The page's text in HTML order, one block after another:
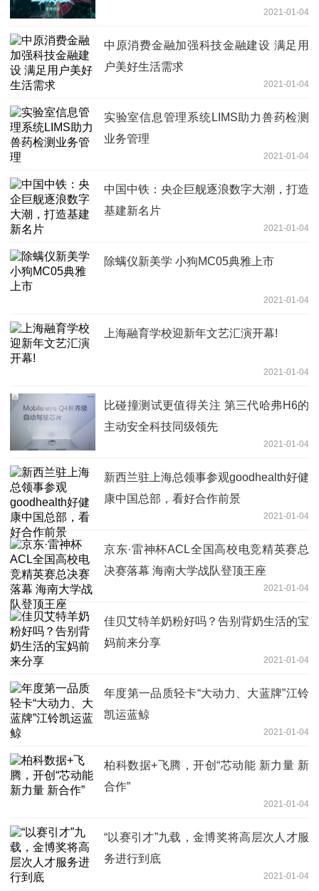
2021-01-04
中原消费金融加强科技金融建设 满足用
户美好生活需求
2021-01-04
实验室信息管理系统LIMS助力兽药检测
业务管理
2021-01-04
中国中铁：央企巨舰逐浪数字大潮，打造
基建新名片
2021-01-04
除螨仪新美学 小狗MC05典雅上市
2021-01-04
上海融育学校迎新年文艺汇演开幕!
2021-01-04
比碰撞测试更值得关注 第三代哈弗H6的
主动安全科技同级领先
2021-01-04
新西兰驻上海总领事参观goodhealth好健
康中国总部，看好合作前景
2021-01-04
京东·雷神杯ACL全国高校电竞精英赛总
决赛落幕 海南大学战队登顶王座
2021-01-04
佳贝艾特羊奶粉好吗？告别背奶生活的宝
妈前来分享
2021-01-04
年度第一品质轻卡“大动力、大蓝牌”江铃
凯运蓝鲸
2021-01-04
柏科数据+飞腾，开创“芯动能 新力量 新
合作”
2021-01-04
“以赛引才”九载，金博奖将高层次人才服
务进行到底
2021-01-04